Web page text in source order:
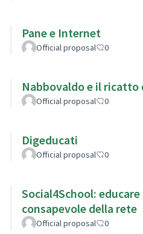
Pane e Internet
Official proposal 0
Nabbovaldo e il ricatto
Official proposal 0
Digeducati
Official proposal 0
Social4School:
consapevole della rete
Official proposal 0